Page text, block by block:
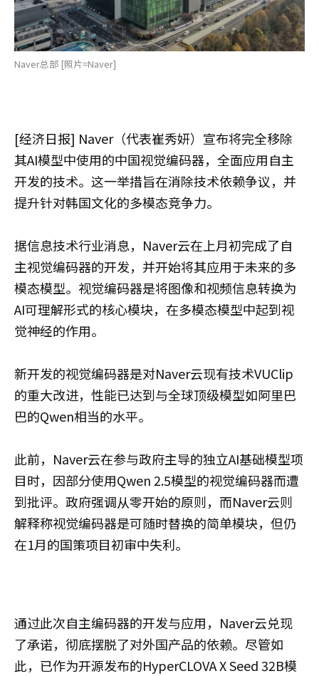
Naver总部 [照片=Naver]
[经济日报] Naver（代表崔秀妍）宣布将完全移除
其AI模型中使用的中国视觉编码器，全面应用自主
开发的技术。这一举措旨在消除技术依赖争议，并
提升针对韩国文化的多模态竞争力。
据信息技术行业消息，Naver云在上月初完成了自
主视觉编码器的开发，并开始将其应用于未来的多
模态模型。视觉编码器是将图像和视频信息转换为
AI可理解形式的核心模块，在多模态模型中起到视
觉神经的作用。
新开发的视觉编码器是对Naver云现有技术VUClip
的重大改进，性能已达到与全球顶级模型如阿里巴
巴的Qwen相当的水平。
此前，Naver云在参与政府主导的独立AI基础模型项
目时，因部分使用Qwen 2.5模型的视觉编码器而遭
到批评。政府强调从零开始的原则，而Naver云则
解释称视觉编码器是可随时替换的简单模块，但仍
在1月的国策项目初审中失利。
通过此次自主编码器的开发与应用，Naver云兑现
了承诺，彻底摆脱了对外国产品的依赖。尽管如
此，已作为开源发布的HyperCLOVA X Seed 32B模